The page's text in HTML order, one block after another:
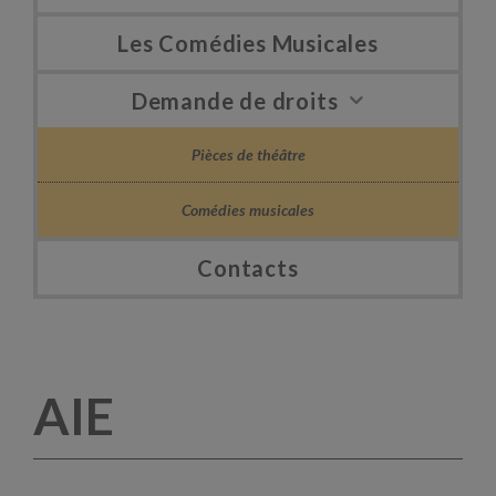
Les Comédies Musicales
Demande de droits
Pièces de théâtre
Comédies musicales
Contacts
AIE